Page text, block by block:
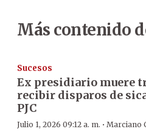
Más contenido
Sucesos
Ex presidiario muere
recibir disparos de
PJC
Julio 1, 2026 09:12 a. m. · Marciano